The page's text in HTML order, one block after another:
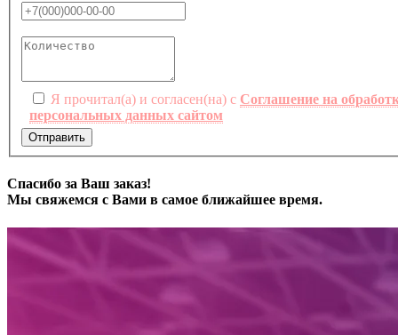
Я прочитал(а) и согласен(на) с Соглашение на
персональных данных сайтом
Отправить
Спасибо за Ваш заказ!
Мы свяжемся с Вами в самое ближайшее время.